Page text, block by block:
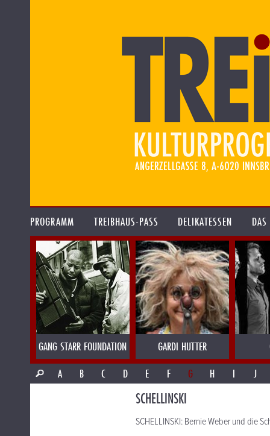
PROGRAMM TREIBHAUS-PASS DELIKATESSEN
GANG STARR FOUNDATION GARDI HUTTER
A
B C D E F G H I J
SCHELLINSKI
SCHELLINSKI: Bernie Weber und die